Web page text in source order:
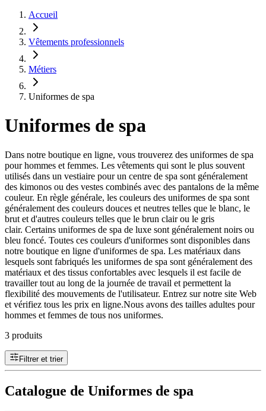
Accueil
Vêtements professionnels
Métiers
Uniformes de spa
Uniformes de spa
Dans notre boutique en ligne, vous trouverez des uniformes de spa
pour hommes et femmes. Les vêtements qui sont le plus souvent
utilisés dans un vestiaire pour un centre de spa sont généralement
des kimonos ou des vestes combinés avec des pantalons de la même
couleur. En règle générale, les couleurs des uniformes de spa sont
généralement des couleurs douces et neutres telles que le blanc, le
brut et d'autres couleurs telles que le brun clair ou le gris
clair. Certains uniformes de spa de luxe sont généralement noirs ou
bleu foncé. Toutes ces couleurs d'uniformes sont disponibles dans
notre boutique en ligne d'uniformes de spa. Les matériaux dans
lesquels sont fabriqués les uniformes de spa sont généralement des
matériaux et des tissus confortables avec lesquels il est facile de
travailler tout au long de la journée de travail et permettent la
flexibilité des mouvements de l'utilisateur. Entrez sur notre site Web
et vérifiez tous les prix en ligne.Nous avons des tailles adultes pour
hommes et femmes de tous nos uniformes.
3 produits
Filtrer et trier
Catalogue de Uniformes de spa